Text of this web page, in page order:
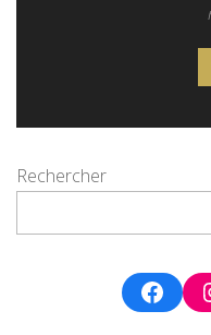
Rechercher